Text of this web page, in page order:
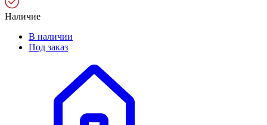
Наличие
В наличии
Под заказ